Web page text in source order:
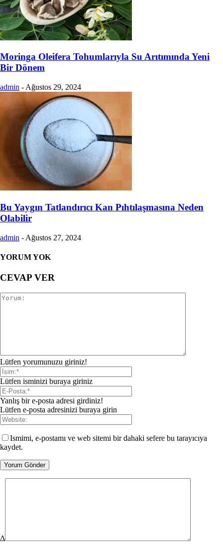
Moringa Oleifera Tohumlarıyla Su Arıtımında Yeni
Bir Dönem
admin - Ağustos 29, 2024
Bu Yaygın Tatlandırıcı Kan Pıhtılaşmasına Neden
Olabilir
admin - Ağustos 27, 2024
YORUM YOK
CEVAP VER
Lütfen yorumunuzu giriniz!
Lütfen isminizi buraya giriniz
Yanlış bir e-posta adresi girdiniz!
Lütfen e-posta adresinizi buraya girin
Ismimi, e-postamı ve web sitemi bir dahaki sefere bu tarayıcıya
kaydet.
Δ